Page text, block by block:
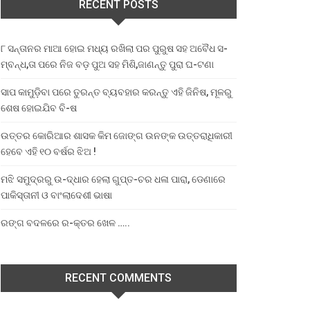
RECENT POSTS
୮ ସନ୍ତାନର ମାଆ ହୋଇ ମଧ୍ୟ ରଖିଲା ପର ପୁରୁଷ ସହ ଅବୈଧ ସ-
ମ୍ବନ୍ଧ,ତା ପରେ ନିଜ ବଡ଼ ପୁଅ ସହ ମିଶି,ଜାଣନ୍ତୁ ପୁରା ଘ-ଟଣା
ସାପ କାମୁଡ଼ିବା ପରେ ତୁରନ୍ତ ବ୍ୟବହାର କରନ୍ତୁ ଏହି ଜିନିଷ, ମୂଳରୁ
ଶେଷ ହୋଇଯିବ ବି-ଷ
ଉତ୍ତର କୋରିଆର ଶାସକ କିମ ଜୋଙ୍ଗ ଉନଙ୍କ ଉତ୍ତରାଧିକାରୀ
ହେବେ ଏହି ୧୦ ବର୍ଷର ଝିଅ !
ମଝି ସମୁଦ୍ରରୁ ଉ-ଦ୍ଧାର ହେଲା ଗୁପ୍ତ-ଚର ଧଳା ପାରା, ଡେଣାରେ
ପାକିସ୍ତାନୀ ଓ ବାଂଲାଦେଶୀ ଭାଷା
ରଙ୍ଗ ବଦଳରେ ର-କ୍ତର ଖେଳ …..
RECENT COMMENTS